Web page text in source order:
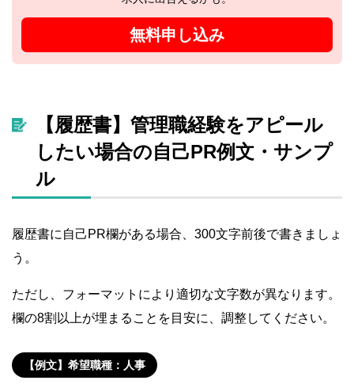
無料申し込み
【履歴書】管理職経験をアピール
したい場合の自己PR例文・サンプ
ル
履歴書に自己PR欄がある場合、300文字前後で書きましょ
う。
ただし、フォーマットにより適切な文字数が異なります。
欄の8割以上が埋まることを目安に、調整してください。
【例文】希望職種：人事